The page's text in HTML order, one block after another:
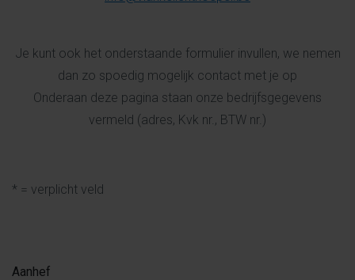
Je kunt ook het onderstaande formulier invullen, we nemen
dan zo spoedig mogelijk contact met je op
Onderaan deze pagina staan onze bedrijfsgegevens
vermeld (adres, Kvk nr., BTW nr.)
* = verplicht veld
Aanhef